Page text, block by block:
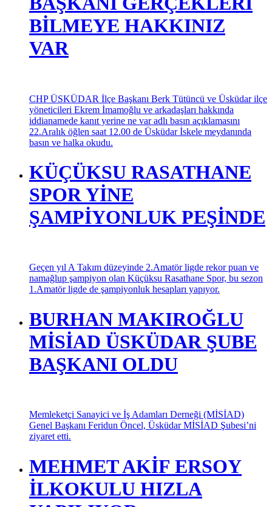
21 aralık Pazar günü mahallelerimizde bulunan canlar Abdal
Musa cemi için bir araya geldi.
CHP ÜSKÜDAR İLÇE
BAŞKANI GERÇEKLERİ
BİLMEYE HAKKINIZ
VAR
CHP ÜSKÜDAR İlçe Başkanı Berk Tütüncü ve Üsküdar ilçe
yöneticileri Ekrem İmamoğlu ve arkadaşları hakkında
basın ve halka okudu.
KÜÇÜKSU RASATHANE
SPOR YİNE
ŞAMPİYONLUK PEŞİNDE
namağlup şampiyon olan Küçüksu Rasathane Spor, bu sezon
1.Amatör ligde de şampiyonluk hesapları yapıyor.
BURHAN MAKIROĞLU
MİSİAD ÜSKÜDAR ŞUBE
BAŞKANI OLDU